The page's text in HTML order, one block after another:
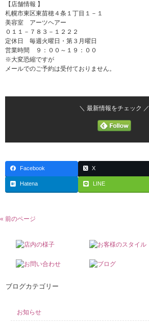
【店舗情報 】
札幌市東区東苗穂４条１丁目１－１
美容室 アーツヘアー
０１１－７８３－１２２２
定休日 毎週火曜日・第３月曜日
営業時間 ９：００～１９：００
※大変恐縮ですが
メールでのご予約は受付ておりません。
＼ 最新情報をチェック ／
Facebook X
Hatena LINE
« 前のページ
ブログカテゴリー
お知らせ